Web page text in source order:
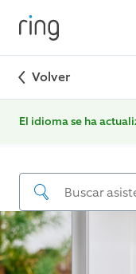
Volver
El idioma se ha